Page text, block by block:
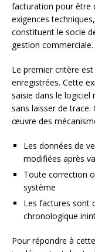
facturation pour être
exigences
constituent le socle
gestion commerciale.
Le premier critère est
enregistrées. Cette
saisie dans le
sans laisser de
œuvre des
Les données de
modifiées après
Toute correction
système
Les factures sont
chronologique
Pour répondre à